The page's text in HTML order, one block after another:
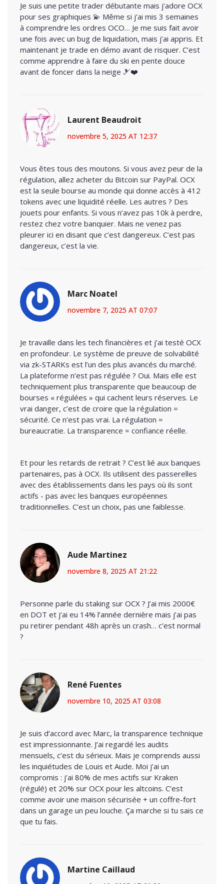
Je suis une petite trader débutante mais j’adore OCX
pour ses graphiques 💫 Même si j’ai mis 3 semaines
à comprendre les ordres OCO… Je me suis fait avoir
une fois avec un bug de liquidation, mais j’ai appris. Et
maintenant je trade en démo avant de risquer. C’est
comme apprendre à faire du ski en pente douce
avant de foncer dans la neige 🎿❤️
Laurent Beaudroit
novembre 5, 2025 AT 12:37
Vous êtes tous des moutons. Si vous avez peur de la
régulation, allez acheter du Bitcoin sur PayPal. OCX
est la seule bourse au monde qui donne accès à 412
tokens avec une liquidité réelle. Les autres ? Des
jouets pour enfants. Si vous n’avez pas 10k à perdre,
restez chez votre banquier. Mais ne venez pas
pleurer ici en disant que c’est dangereux. C’est pas
dangereux, c’est la vie.
Marc Noatel
novembre 7, 2025 AT 07:07
Je travaille dans les tech financières et j’ai testé OCX
en profondeur. Le système de preuve de solvabilité
via zk-STARKs est l’un des plus avancés du marché.
La plateforme n’est pas régulée ? Oui. Mais elle est
techniquement plus transparente que beaucoup de
bourses « régulées » qui cachent leurs réserves. Le
vrai danger, c’est de croire que la régulation =
sécurité. Ce n’est pas vrai. La régulation =
bureaucratie. La transparence = confiance réelle.
Et pour les retards de retrait ? C’est lié aux banques
partenaires, pas à OCX. Ils utilisent des passerelles
avec des établissements dans les pays où ils sont
actifs - pas avec les banques européennes
traditionnelles. C’est un choix, pas une faiblesse.
Aude Martinez
novembre 8, 2025 AT 21:22
Personne parle du staking sur OCX ? J’ai mis 2000€
en DOT et j’ai eu 14% l’année dernière mais j’ai pas
pu retirer pendant 48h après un crash… c’est normal
?
René Fuentes
novembre 10, 2025 AT 03:08
Je suis d’accord avec Marc, la transparence technique
est impressionnante. J’ai regardé les audits
mensuels, c’est du sérieux. Mais je comprends aussi
les inquiétudes de Louis et Aude. Moi j’ai un
compromis : j’ai 80% de mes actifs sur Kraken
(régulé) et 20% sur OCX pour les altcoins. C’est
comme avoir une maison sécurisée + un coffre-fort
dans un garage un peu louche. Ça marche si tu sais ce
que tu fais.
Martine Caillaud